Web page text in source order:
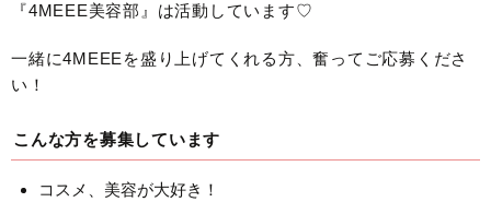
『4MEEE美容部』は活動しています♡
一緒に4MEEEを盛り上げてくれる方、奮ってご応募くださ
い！
こんな方を募集しています
コスメ、美容が大好き！